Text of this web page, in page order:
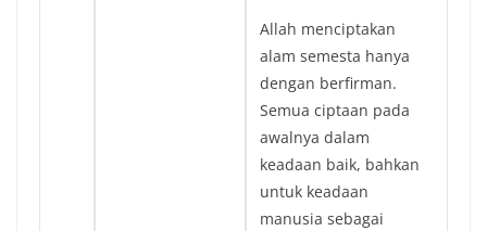
Allah menciptakan
alam semesta hanya
dengan berfirman.
Semua ciptaan pada
awalnya dalam
keadaan baik, bahkan
untuk keadaan
manusia sebagai